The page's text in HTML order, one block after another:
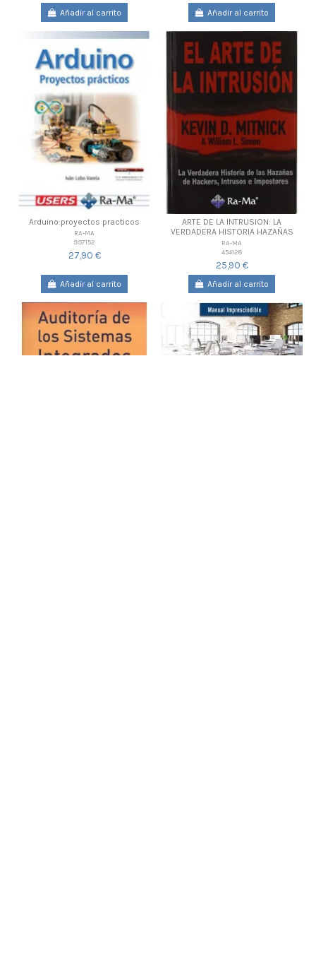
Añadir al carrito Añadir al carrito
Arduino:proyectos practicos
RA-MA
997152
27,90 €
Añadir al carrito
ARTE DE LA INTRUSION: LA
VERDADERA HISTORIA HAZAÑAS
RA-MA
454128
25,90 €
Añadir al carrito